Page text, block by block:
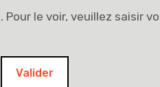
le voir, veuillez saisir